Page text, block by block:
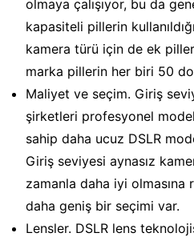
olmaya çalışıyor, bu da
kapasiteli pillerin
kamera türü için de ek
marka pillerin her biri 50
Maliyet ve seçim. Giriş
şirketleri profesyonel
sahip daha ucuz DSLR
Giriş seviyesi aynasız
zamanla daha iyi olmasına
daha geniş bir seçimi var.
Lensler. DSLR lens